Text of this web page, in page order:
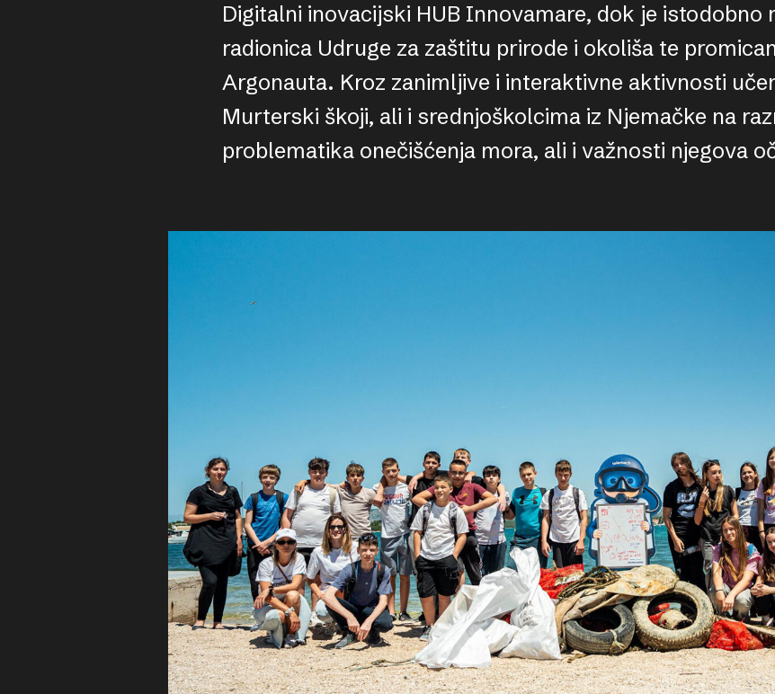
Digitalni inovacijski HUB Innovamare, dok je istodobno
radionica Udruge za zaštitu prirode i okoliša te
Argonauta. Kroz zanimljive i interaktivne aktivnosti
Murterski škoji, ali i srednjoškolcima iz Njemačke na
problematika onečišćenja mora, ali i važnosti njegova